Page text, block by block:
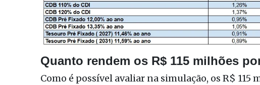
Quanto rendem os R$ 115 milhões
Como é possível avaliar na simulação, os R$